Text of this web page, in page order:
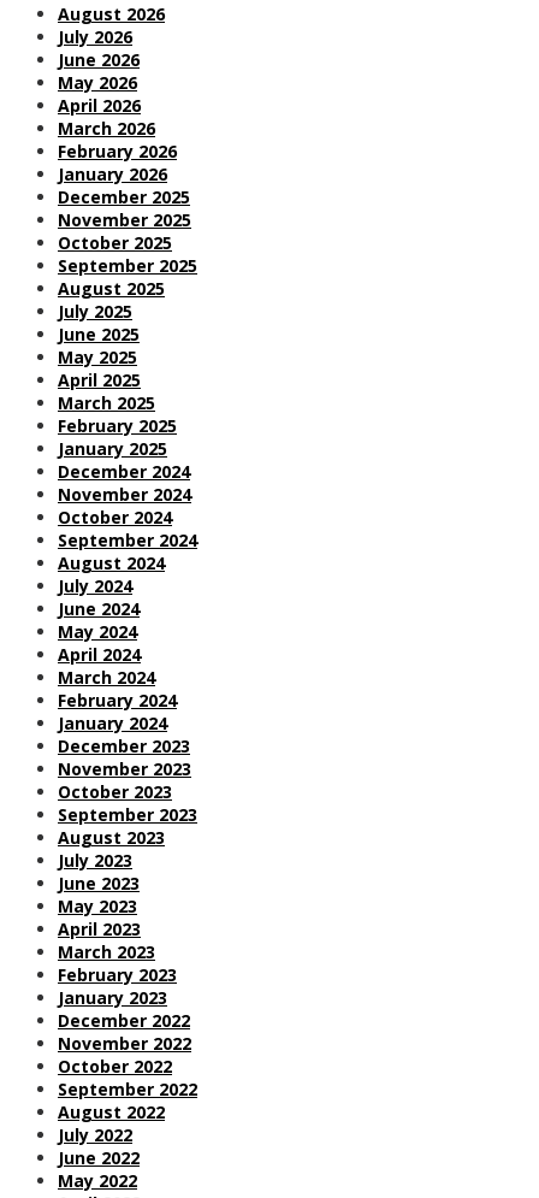
August 2026
July 2026
June 2026
May 2026
April 2026
March 2026
February 2026
January 2026
December 2025
November 2025
October 2025
September 2025
August 2025
July 2025
June 2025
May 2025
April 2025
March 2025
February 2025
January 2025
December 2024
November 2024
October 2024
September 2024
August 2024
July 2024
June 2024
May 2024
April 2024
March 2024
February 2024
January 2024
December 2023
November 2023
October 2023
September 2023
August 2023
July 2023
June 2023
May 2023
April 2023
March 2023
February 2023
January 2023
December 2022
November 2022
October 2022
September 2022
August 2022
July 2022
June 2022
May 2022